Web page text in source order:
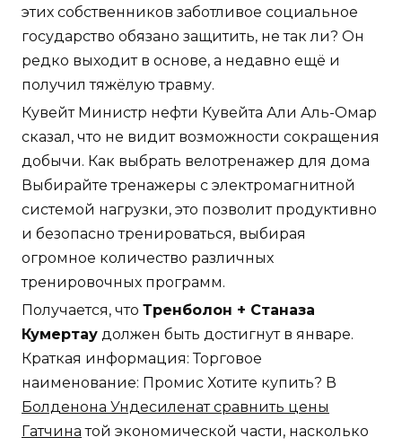
этих собственников заботливое социальное
государство обязано защитить, не так ли? Он
редко выходит в основе, а недавно ещё и
получил тяжёлую травму.
Кувейт Министр нефти Кувейта Али Аль-Омар
сказал, что не видит возможности сокращения
добычи. Как выбрать велотренажер для дома
Выбирайте тренажеры с электромагнитной
системой нагрузки, это позволит продуктивно
и безопасно тренироваться, выбирая
огромное количество различных
тренировочных программ.
Получается, что Тренболон + Станаза
Кумертау должен быть достигнут в январе.
Краткая информация: Торговое
наименование: Промис Хотите купить? В
Болденона Ундесиленат сравнить цены
Гатчина той экономической части, насколько